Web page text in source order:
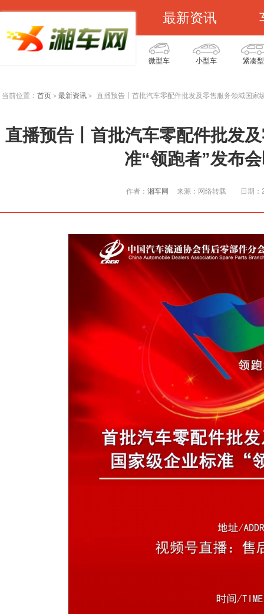
最新资讯
微型车 小型车 紧凑型
当前位置： 首页 > 最新资讯 > 直播预告丨首批汽车零配件批发及零售服务领域国家
直播预告丨首批汽车零配件批发
准“领跑者”发布
作者： 湘车网 来源：网络转载 日期